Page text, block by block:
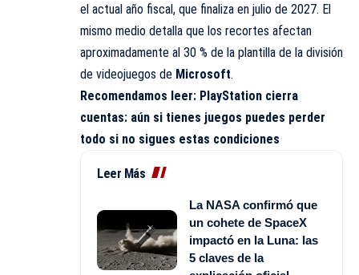
el actual año fiscal, que finaliza en julio de 2027. El
mismo medio detalla que los recortes afectan
aproximadamente al 30 % de la plantilla de la división
de videojuegos de Microsoft.
Recomendamos leer: PlayStation cierra
cuentas: aún si tienes juegos puedes perder
todo si no sigues estas condiciones
Leer Más
La NASA confirmó que
un cohete de SpaceX
impactó en la Luna: las
5 claves de la